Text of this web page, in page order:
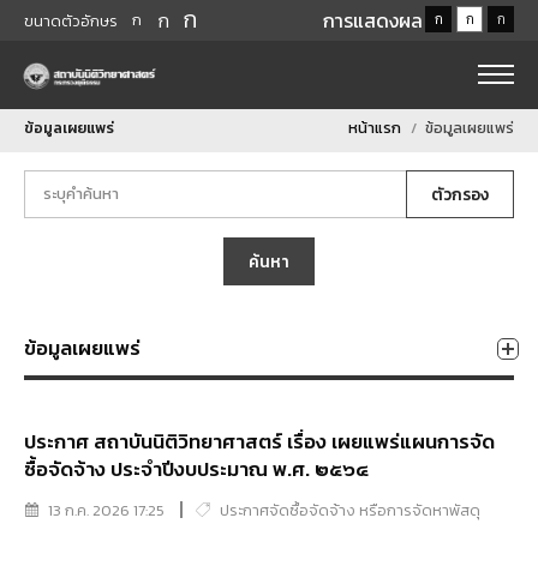
ขนาดตัวอักษร ก ก ก การแสดงผล ก ก ก
ข้อมูลเผยแพร่ หน้าแรก ข้อมูลเผยแพร่
ตัวกรอง
ค้นหา
ข้อมูลเผยแพร่
ประกาศ สถาบันนิติวิทยาศาสตร์ เรื่อง เผยแพร่แผนการจัด
ซื้อจัดจ้าง ประจำปีงบประมาณ พ.ศ. ๒๕๖๔
13 ก.ค. 2026 17:25 ประกาศจัดซื้อจัดจ้าง หรือการจัดหาพัสดุ